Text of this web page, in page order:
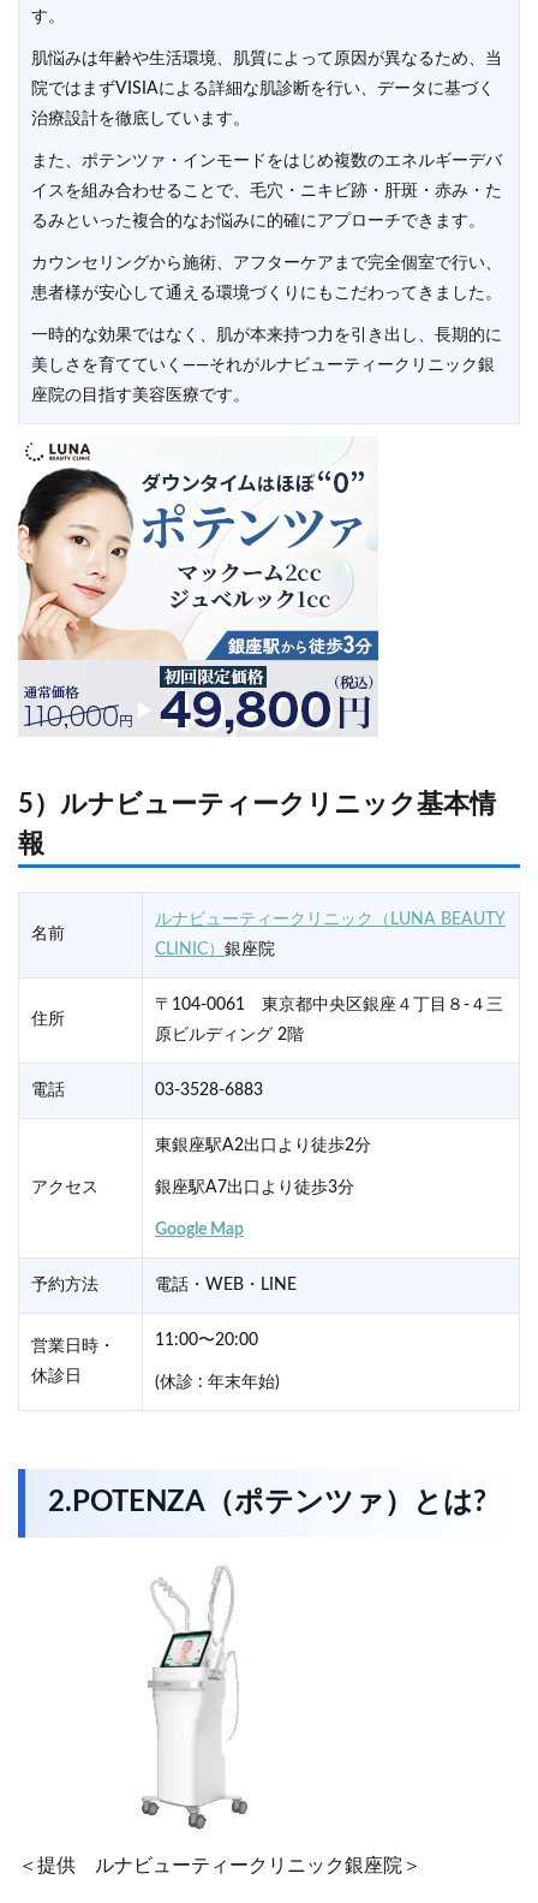
す。
肌悩みは年齢や生活環境、肌質によって原因が異なるため、当
院ではまずVISIAによる詳細な肌診断を行い、データに基づく
治療設計を徹底しています。
また、ポテンツァ・インモードをはじめ複数のエネルギーデバ
イスを組み合わせることで、毛穴・ニキビ跡・肝斑・赤み・た
るみといった複合的なお悩みに的確にアプローチできます。
カウンセリングから施術、アフターケアまで完全個室で行い、
患者様が安心して通える環境づくりにもこだわってきました。
一時的な効果ではなく、肌が本来持つ力を引き出し、長期的に
美しさを育てていく――それがルナビューティークリニック銀
座院の目指す美容医療です。
5）ルナビューティークリニック基本情
報
名前
ルナビューティークリニック（LUNA BEAUTY
CLINIC） 銀座院
住所
〒104-0061 東京都中央区銀座４丁目８-４三
原ビルディング 2階
電話 03-3528-6883
アクセス
東銀座駅A2出口より徒歩2分
銀座駅A7出口より徒歩3分
Google Map
予約方法 電話・WEB・LINE
営業日時・
休診日
11:00〜20:00
(休診 : 年末年始)
2.POTENZA（ポテンツァ）とは?
＜提供 ルナビューティークリニック銀座院＞